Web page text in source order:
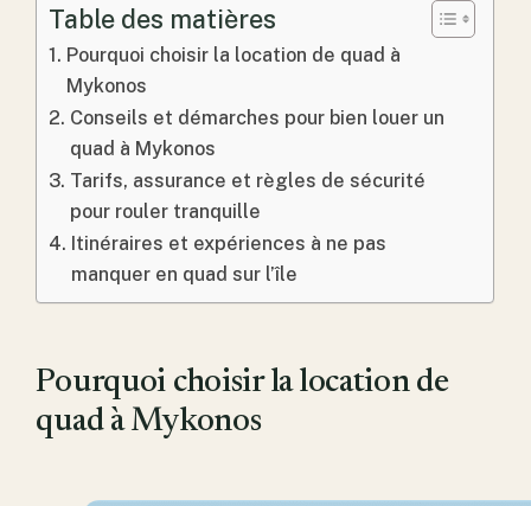
Table des matières
Pourquoi choisir la location de quad à
Mykonos
Conseils et démarches pour bien louer un
quad à Mykonos
Tarifs, assurance et règles de sécurité
pour rouler tranquille
Itinéraires et expériences à ne pas
manquer en quad sur l’île
Pourquoi choisir la location de
quad à Mykonos